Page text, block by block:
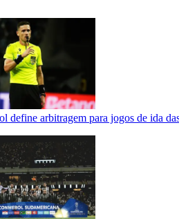
define arbitragem para jogos de ida